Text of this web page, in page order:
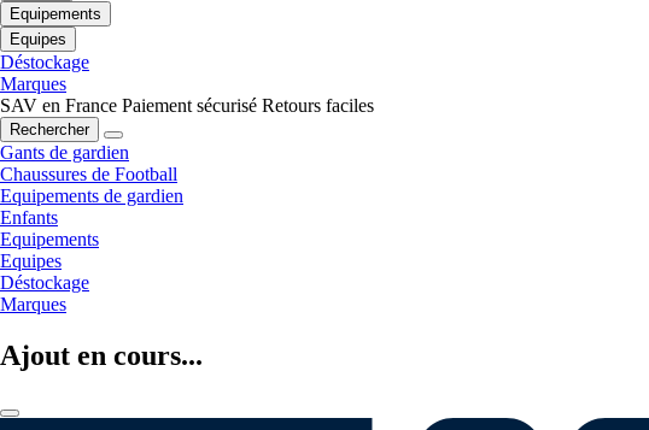
Equipements
Equipes
Déstockage
Marques
SAV en France Paiement sécurisé Retours faciles
Rechercher
Gants de gardien
Chaussures de Football
Equipements de gardien
Enfants
Equipements
Equipes
Déstockage
Marques
Ajout en cours...